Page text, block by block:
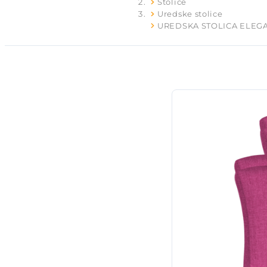
Uredske stolice
UREDSKA STOLICA